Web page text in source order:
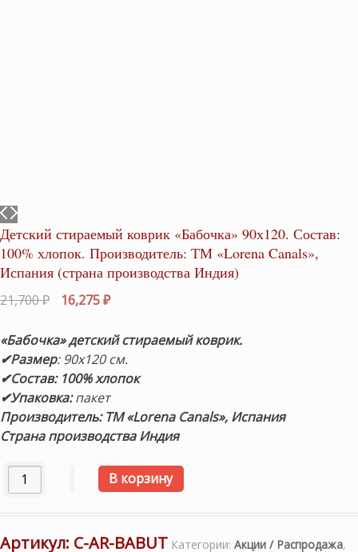
Детский стираемый коврик «Бабочка» 90х120. Состав:
100% хлопок. Производитель: ТМ «Lorena Canals»,
Испания (страна производства Индия)
21,700₽
Первоначальная
составляла
21,700 ₽.
16,275₽Текущая
16,275 ₽.
«Бабочка» детскийстираемый коврик.
✔Размер: 90х120 см.
✔Состав: 100% хлопок
✔Упаковка:пакет
Производитель: ТМ «Lorena Canals», Испания
Страна производства Индия
Количество товара Детский стираемый коврик
В корзину
Артикул: C-AR-BABUT Категории: Акции / Распродажа,